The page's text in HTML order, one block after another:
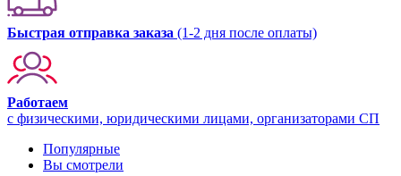
Быстрая отправка заказа (1-2 дня после оплаты)
Работаем
с физическими, юридическими лицами, организаторами СП
Популярные
Вы смотрели